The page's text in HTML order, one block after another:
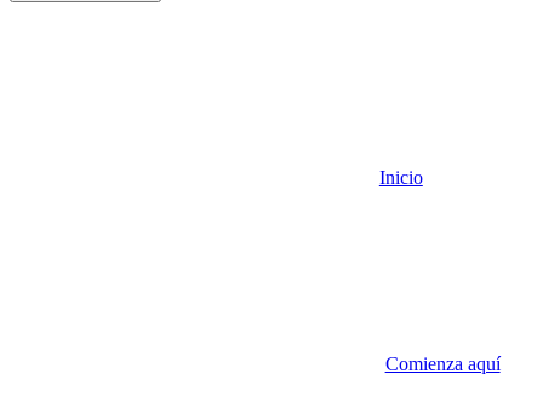
Inicio
Comienza aquí